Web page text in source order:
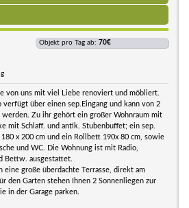
Objekt pro Tag ab: 70€
von uns mit viel Liebe renoviert und möbliert.
verfügt über einen sep.Eingang und kann von 2
werden. Zu ihr gehört ein großer Wohnraum mit
mit Schlaff. und antik. Stubenbuffet; ein sep.
x 200 cm und ein Rollbett 190x 80 cm, sowie
und WC. Die Wohnung ist mit Radio,
Bettw. ausgestattet.
eine große überdachte Terrasse, direkt am
den Garten stehen Ihnen 2 Sonnenliegen zur
in der Garage parken.